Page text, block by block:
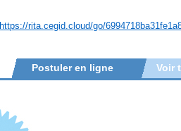
https://rita.cegid.cloud/go/
Voir
Postuler en ligne